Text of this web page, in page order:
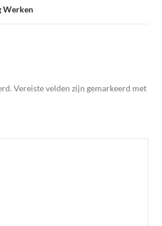
Werken
Vereiste velden zijn gemarkeerd met